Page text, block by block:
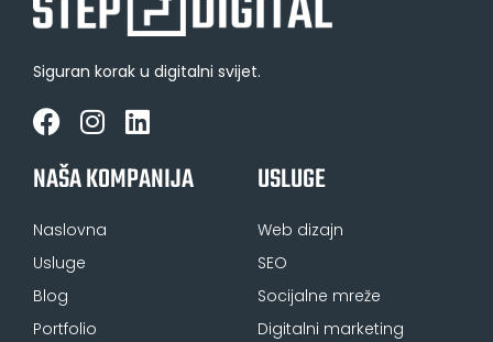
Siguran korak u digitalni svijet.
NAŠA KOMPANIJA
Naslovna
Usluge
Blog
Portfolio
USLUGE
Web dizajn
SEO
Socijalne mreže
Digitalni marketing